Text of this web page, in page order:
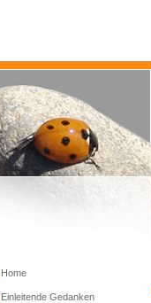
Home
Einleitende Gedanken